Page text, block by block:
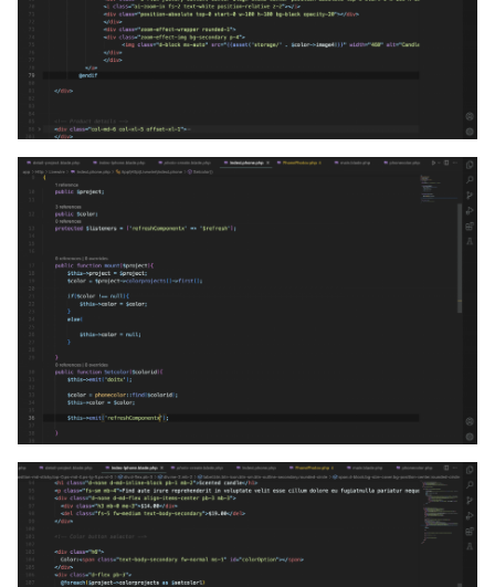
إعادة تحميل المكون وتحديث Lightgallery.
أيضًا أضف الخاصية livewire:key إلى العناصر التي يتم تحديثها
ديناميكيًا (مثل معرض Lightgallery). سيضمن ذلك إعادة تقديم
العنصر بشكل صحيح عند تغير البيانات.
<div x-data="{ selectedColor: 'black' }"
'black'">أسود
<button
'white'"
<div
livewire:key
</div>
livewire:key="white-images">
</div>
</div>
مع التأكد من أن كود JavaScript الخاص بك الذي يحاول تكبير